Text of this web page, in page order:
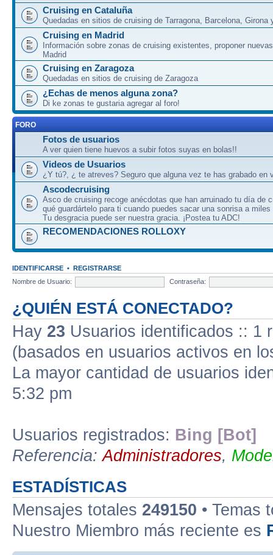
Cruising en Cataluña
Quedadas en sitios de cruising de Tarragona, Barcelona, Girona
Cruising en Madrid
Información sobre zonas de cruising existentes, proponer
Madrid
Cruising en Zaragoza
Quedadas en sitios de cruising de Zaragoza
¿Echas de menos alguna zona?
Di ke zonas te gustaria agregar al foro!
FORO
Fotos de usuarios
A ver quien tiene huevos a subir fotos suyas en bolas!!
Videos de Usuarios
¿Y tú?, ¿ te atreves? Seguro que alguna vez te has grabado en
Ascodecruising
Asco de cruising recoge anécdotas que han arruinado tu día de
qué guardártelo para ti cuando puedes sacar una sonrisa a miles
Tu desgracia puede ser nuestra gracia. ¡Postea tu ADC!
RECOMENDACIONES ROLLOXY
IDENTIFICARSE • REGISTRARSE
Nombre de Usuario:
Contraseña:
¿QUIÉN ESTÁ CONECTADO?
Hay 23 Usuarios identificados :: 1
(basados en usuarios activos en
La mayor cantidad de usuarios
5:32 pm
Usuarios registrados: Bing [Bot]
Referencia:Administradores,
ESTADÍSTICAS
Mensajes totales 249150 • Temas
Nuestro Miembro más reciente es